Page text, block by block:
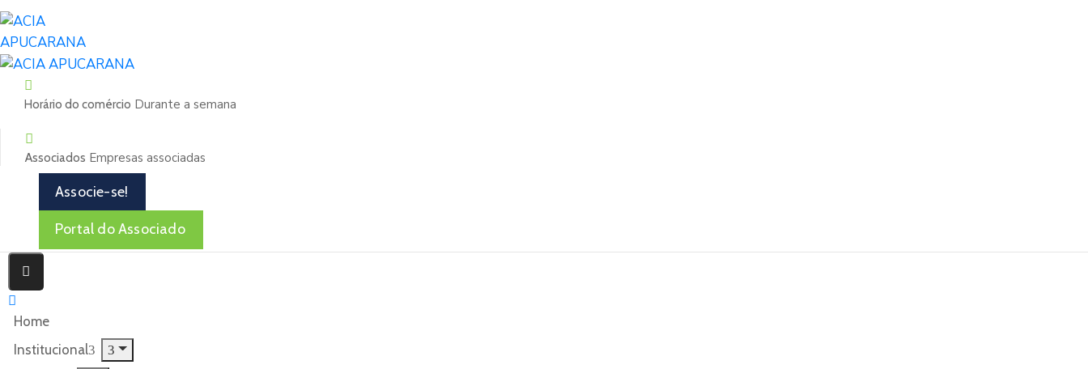
Horário do comércio Durante a semana
Associados Empresas associadas
Associe-se!
Portal do Associado
Home
Institucional